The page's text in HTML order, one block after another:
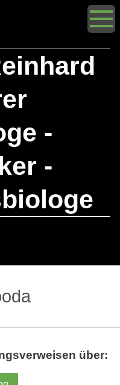
-
-
über: